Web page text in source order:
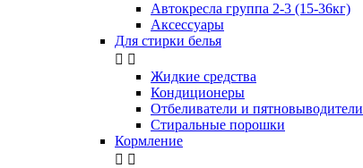
Автокресла группа 2-3 (15-36кг)
Аксессуары
Для стирки белья
 
Жидкие средства
Кондиционеры
Отбеливатели и пятновыводители
Стиральные порошки
Кормление
 